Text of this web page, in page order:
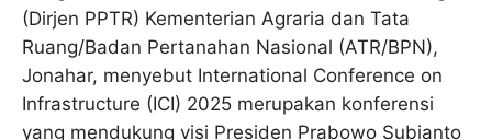
(Dirjen PPTR) Kementerian Agraria dan Tata
Ruang/Badan Pertanahan Nasional (ATR/BPN),
Jonahar, menyebut International Conference on
Infrastructure (ICI) 2025 merupakan konferensi
yang mendukung visi Presiden Prabowo Subianto